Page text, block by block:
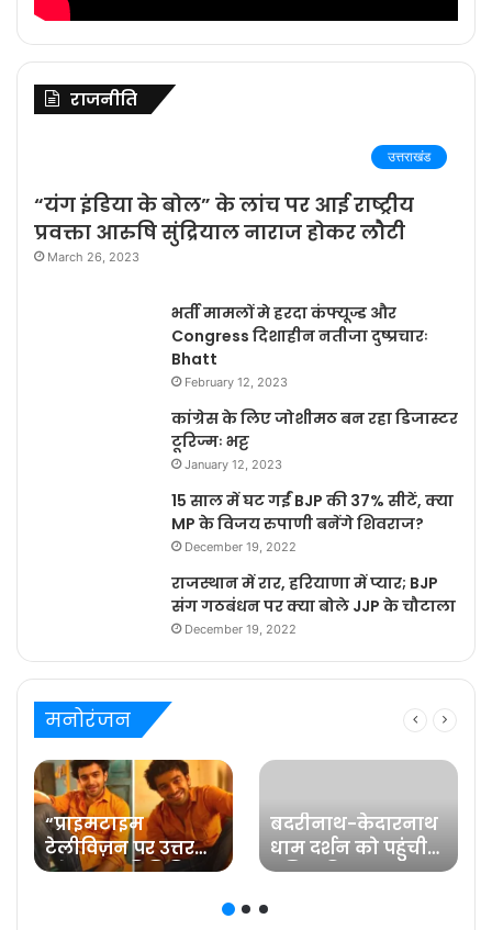
राजनीति
उत्तराखंड
“यंग इंडिया के बोल” के लांच पर आई राष्ट्रीय
प्रवक्ता आरुषि सुंद्रियाल नाराज होकर लौटी
March 26, 2023
भर्ती मामलों मे हरदा कंफ्यूज्ड और
Congress दिशाहीन नतीजा दुष्प्रचारः
Bhatt
February 12, 2023
कांग्रेस के लिए जोशीमठ बन रहा डिजास्टर
टूरिज्मः भट्ट
January 12, 2023
15 साल में घट गईं BJP की 37% सीटें, क्या
MP के विजय रुपाणी बनेंगे शिवराज?
December 19, 2022
राजस्थान में रार, हरियाणा में प्यार; BJP
संग गठबंधन पर क्या बोले JJP के चौटाला
December 19, 2022
मनोरंजन
“प्राइमटाइम
टेलीविज़न पर उत्तर
प्रदेश का प्रतिनिधित्व
बदरीनाथ-केदारनाथ
धाम दर्शन को पहुंची
प्रसिद्ध फिल्म